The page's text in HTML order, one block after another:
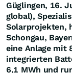
Güglingen, 16.
global),
Solarprojekten,
Schongau,
eine Anlage mit
integrierten
6,1 MWh und